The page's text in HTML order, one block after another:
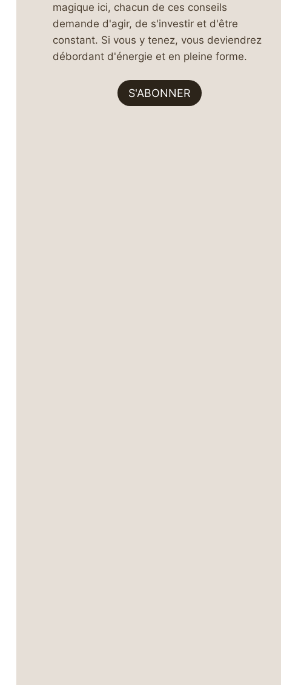
magique ici, chacun de ces conseils
demande d'agir, de s'investir et d'être
constant. Si vous y tenez, vous deviendrez
débordant d'énergie et en pleine forme.
S'ABONNER